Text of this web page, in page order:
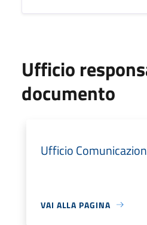
Ufficio
documento
Ufficio
VAI ALLA PAGINA